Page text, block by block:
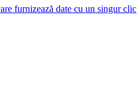
furnizează date cu un singur clic